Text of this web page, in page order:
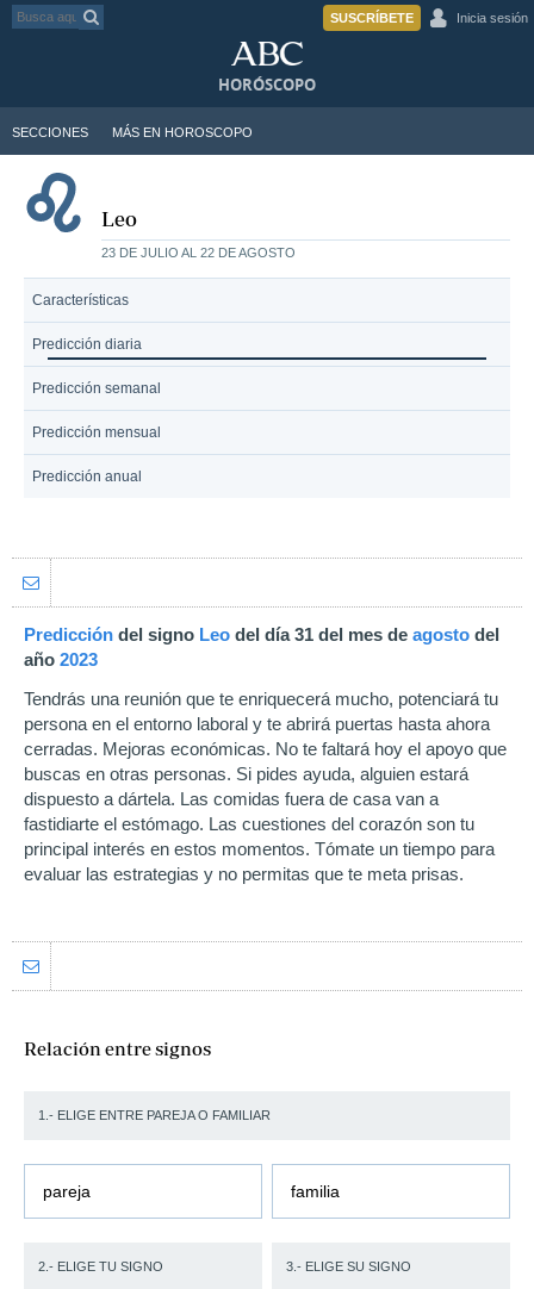
SUSCRÍBETE Inicia sesión
SECCIONES MÁS EN HOROSCOPO
HORÓSCOPO
Leo
23 DE JULIO AL 22 DE AGOSTO
Características
Predicción diaria
Predicción semanal
Predicción mensual
Predicción anual
Predicción del signo Leo del día 31 del mes de agosto del
año 2023
Tendrás una reunión que te enriquecerá mucho, potenciará tu
persona en el entorno laboral y te abrirá puertas hasta ahora
cerradas. Mejoras económicas. No te faltará hoy el apoyo que
buscas en otras personas. Si pides ayuda, alguien estará
dispuesto a dártela. Las comidas fuera de casa van a
fastidiarte el estómago. Las cuestiones del corazón son tu
principal interés en estos momentos. Tómate un tiempo para
evaluar las estrategias y no permitas que te meta prisas.
Relación entre signos
1.- ELIGE ENTRE PAREJA O FAMILIAR
pareja familia
2.- ELIGE TU SIGNO 3.- ELIGE SU SIGNO